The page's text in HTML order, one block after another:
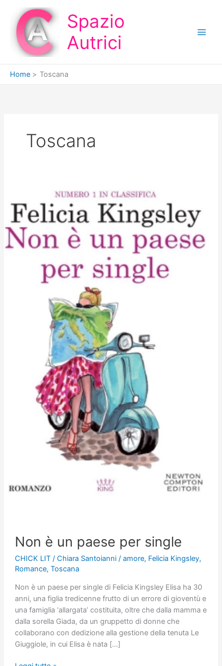
contenuto
Spazio
Autrici
Home Toscana
Toscana
Non è un paese per single
CHICK LIT/ Chiara Santoianni / amore, Felicia Kingsley,
Romance, Toscana
Non è un paese per single di Felicia Kingsley Elisa ha 30
anni, una figlia tredicenne frutto di un errore di gioventù e
una famiglia ‘allargata’ costituita, oltre che dalla mamma e
dalla sorella Giada, da un gruppetto di donne che
collaborano con dedizione alla gestione della tenuta Le
Giuggiole, in cui Elisa è nata […]